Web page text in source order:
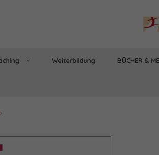
Weiterbildung BÜCHER &